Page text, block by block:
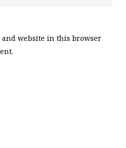
and website in this browser